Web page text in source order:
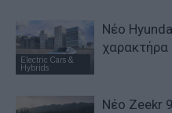
Electric Cars &
Hybrids
Νέο
χαρακτήρα
Νέο Zeekr